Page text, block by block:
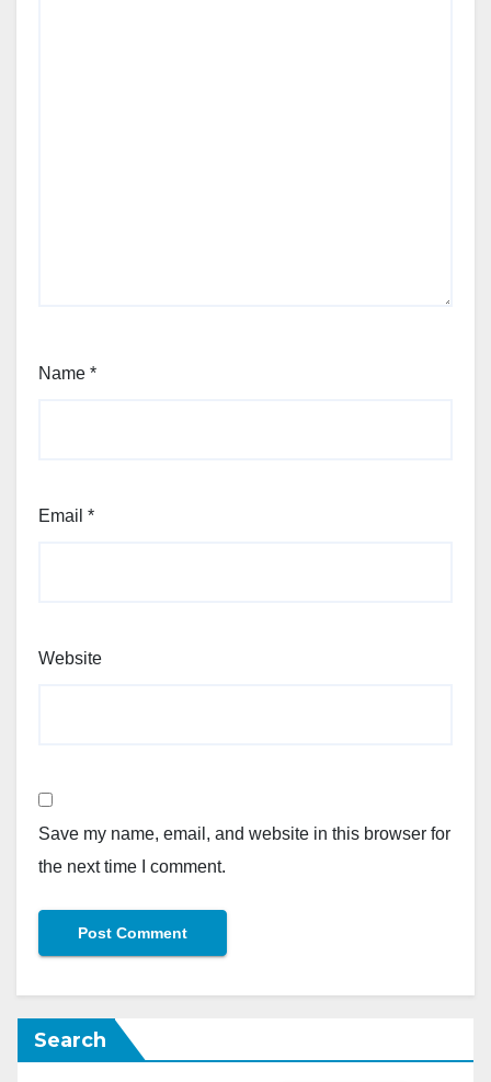
Name *
Email *
Website
Save my name, email, and website in this browser for
the next time I comment.
Search